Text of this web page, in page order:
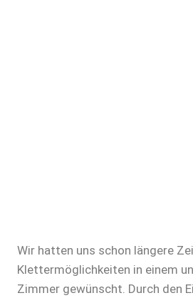
Wir hatten uns schon längere
Klettermöglichkeiten in einem
Zimmer gewünscht. Durch den